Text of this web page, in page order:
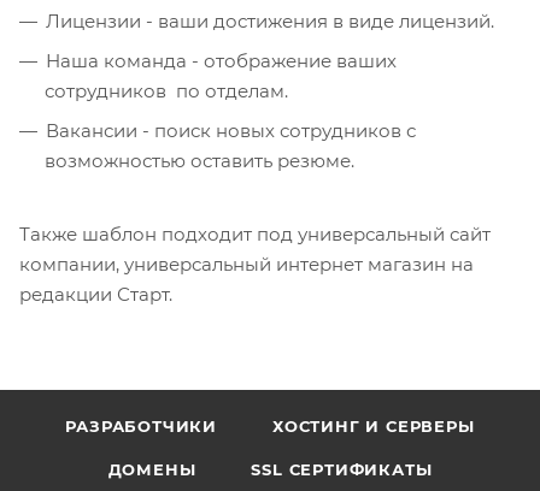
Лицензии - ваши достижения в виде лицензий.
Наша команда - отображение ваших
сотрудников по отделам.
Вакансии - поиск новых сотрудников с
возможностью оставить резюме.
Также шаблон подходит под универсальный сайт
компании, универсальный интернет магазин на
редакции Старт.
РАЗРАБОТЧИКИ ХОСТИНГ И СЕРВЕРЫ
ДОМЕНЫ SSL СЕРТИФИКАТЫ